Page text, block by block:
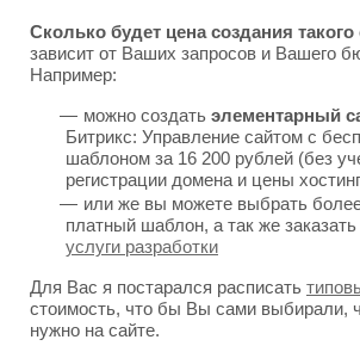
Сколько будет цена создания такого
зависит от Ваших запросов и Вашего
Например:
можно создать элементарный
Битрикс: Управление сайтом с
шаблоном за 16 200 рублей (без
регистрации домена и цены
или же вы можете выбрать
платный шаблон, а так же заказать
услуги разработки
Для Вас я постарался расписать
стоимость, что бы Вы сами выбирали,
нужно на сайте.